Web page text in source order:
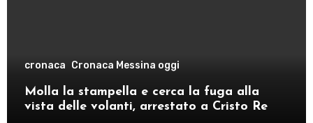
cronaca Cronaca Messina oggi
Molla la stampella e cerca la fuga alla
vista delle volanti, arrestato a Cristo Re